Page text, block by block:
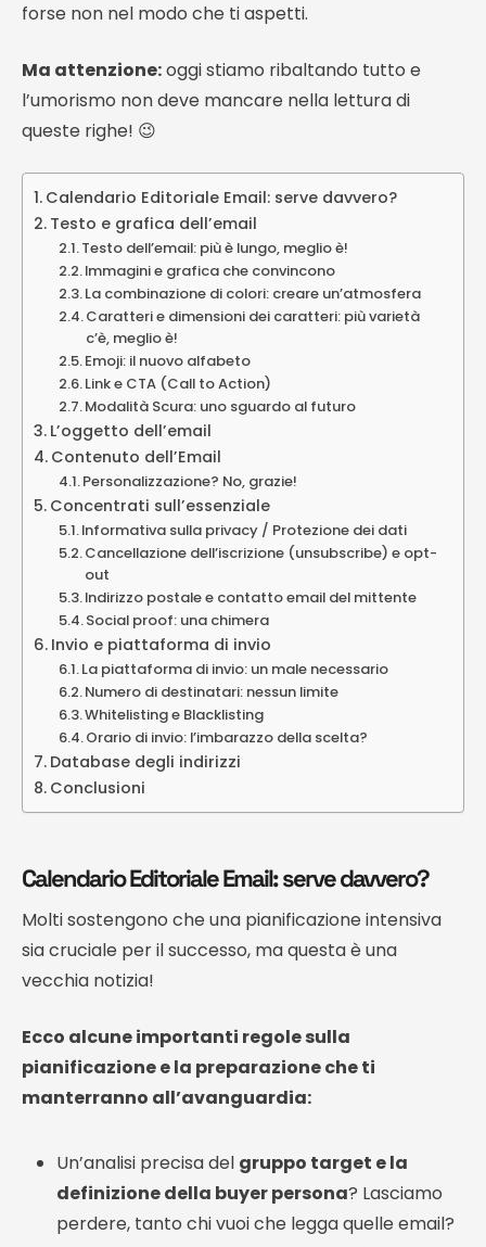
forse non nel modo che ti aspetti.
Ma attenzione:oggi stiamo ribaltando tutto e
l’umorismo non deve mancare nella lettura di
queste righe! 😉
Calendario Editoriale Email: serve davvero?
Testo e grafica dell’email
Testo dell’email: più è lungo, meglio è!
Immagini e grafica che convincono
La combinazione di colori: creare un’atmosfera
Caratteri e dimensioni dei caratteri: più varietà
c’è, meglio è!
Emoji: il nuovo alfabeto
Link e CTA (Call to Action)
Modalità Scura: uno sguardo al futuro
L’oggetto dell’email
Contenuto dell’Email
Personalizzazione? No, grazie!
Concentrati sull’essenziale
Informativa sulla privacy / Protezione dei dati
Cancellazione dell’iscrizione (unsubscribe) e opt-
out
Indirizzo postale e contatto email del mittente
Social proof: una chimera
Invio e piattaforma di invio
La piattaforma di invio: un male necessario
Numero di destinatari: nessun limite
Whitelisting e Blacklisting
Orario di invio: l’imbarazzo della scelta?
Database degli indirizzi
Conclusioni
Calendario Editoriale Email: serve davvero?
Molti sostengono che una pianificazione intensiva
sia cruciale per il successo, ma questa è una
vecchia notizia!
Ecco alcune importanti regole sulla
pianificazione e la preparazione che ti
manterranno all’avanguardia:
Un’analisi precisa del gruppo target e la
definizione della buyer persona? Lasciamo
perdere, tanto chi vuoi che legga quelle email?